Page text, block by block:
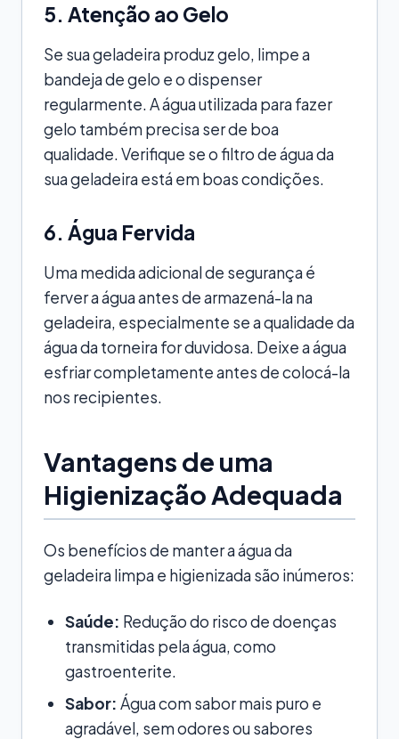
5. Atenção ao Gelo
Se sua geladeira produz gelo, limpe a
bandeja de gelo e o dispenser
regularmente. A água utilizada para fazer
gelo também precisa ser de boa
qualidade. Verifique se o filtro de água da
sua geladeira está em boas condições.
6. Água Fervida
Uma medida adicional de segurança é
ferver a água antes de armazená-la na
geladeira, especialmente se a qualidade da
água da torneira for duvidosa. Deixe a água
esfriar completamente antes de colocá-la
nos recipientes.
Vantagens de uma
Higienização Adequada
Os benefícios de manter a água da
geladeira limpa e higienizada são inúmeros:
Saúde: Redução do risco de doenças
transmitidas pela água, como
gastroenterite.
Sabor: Água com sabor mais puro e
agradável, sem odores ou sabores